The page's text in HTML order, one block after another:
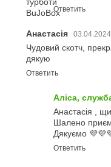
Ответить
Анастасія
Чудовий скотч,
дякую
Ответить
Аліса,
Анастасія ,
Шалено
Дякуємо
Ответить